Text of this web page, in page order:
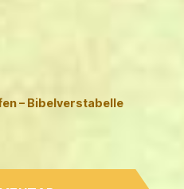
– Bibelverstabelle